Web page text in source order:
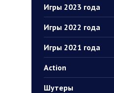
Игры 2023 года
Игры 2022 года
Игры 2021 года
Action
Шутеры